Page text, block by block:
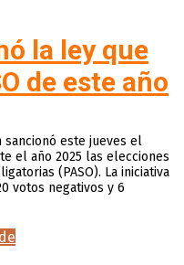
la ley que
de este año
sancionó este jueves el
el año 2025 las elecciones
(PASO). La iniciativa
votos negativos y 6